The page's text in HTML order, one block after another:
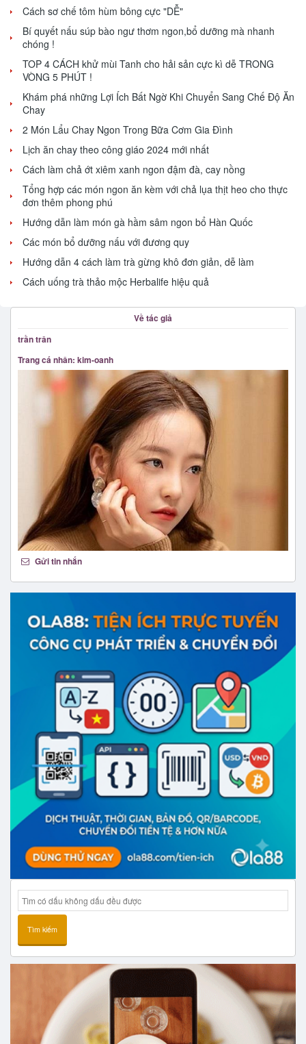
Cách sơ chế tôm hùm bông cực "DỄ"
Bí quyết nấu súp bào ngư thơm ngon,bổ dưỡng mà nhanh
chóng !
TOP 4 CÁCH khử mùi Tanh cho hải sản cực kì dễ TRONG
VÒNG 5 PHÚT !
Khám phá những Lợi Ích Bất Ngờ Khi Chuyển Sang Chế Độ Ăn
Chay
2 Món Lẩu Chay Ngon Trong Bữa Cơm Gia Đình
Lịch ăn chay theo công giáo 2024 mới nhất
Cách làm chả ớt xiêm xanh ngon đậm đà, cay nồng
Tổng hợp các món ngon ăn kèm với chả lụa thịt heo cho thực
đơn thêm phong phú
Hướng dẫn làm món gà hầm sâm ngon bổ Hàn Quốc
Các món bổ dưỡng nấu với đương quy
Hướng dẫn 4 cách làm trà gừng khô đơn giản, dễ làm
Cách uống trà thảo mộc Herbalife hiệu quả
Về tác giả
trần trân
Trang cá nhân: kim-oanh
Gửi tin nhắn
Tìm kiếm